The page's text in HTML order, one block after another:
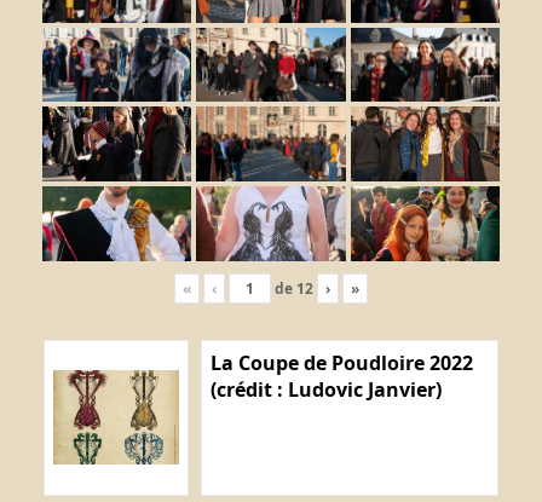
« ‹ de 12 › »
La Coupe de Poudloire 2022
(crédit : Ludovic Janvier)